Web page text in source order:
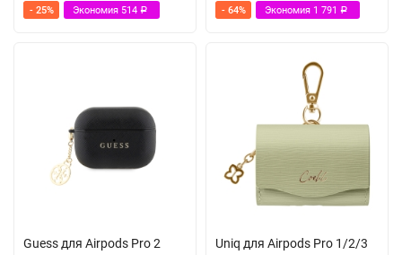
- 25% Экономия 514 Р - 64% Экономия 1 791 Р
Guess для Airpods Pro 2
Uniq для Airpods Pro 1/2/3